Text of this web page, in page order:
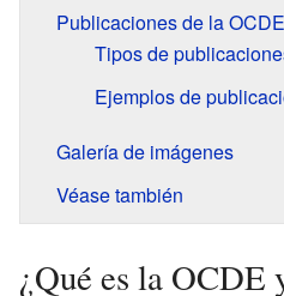
Publicaciones de la OCDE
Tipos de
Ejemplos de
Galería de imágenes
Véase también
¿Qué es la OCDE